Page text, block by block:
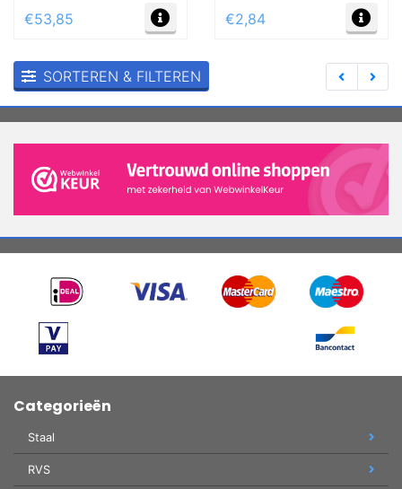
€53,85 MEER INFO
€2,84
SORTEREN & FILTEREN
Categorieën
Staal
RVS